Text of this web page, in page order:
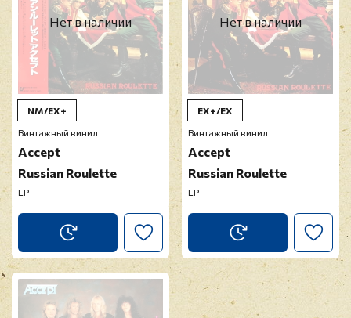
Нет в наличии
NM/EX+
Винтажный винил
Accept
Russian Roulette
LP
Нет в наличии
EX+/EX
Винтажный винил
Accept
Russian Roulette
LP